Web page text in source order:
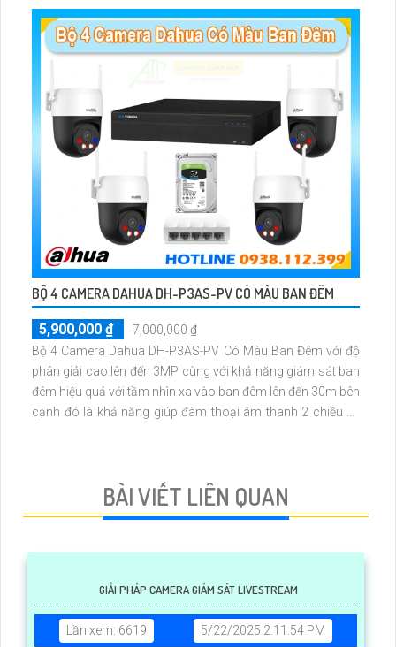
BỘ 4 CAMERA DAHUA DH-P3AS-PV CÓ MÀU BAN ĐÊM
5,900,000 ₫
7,000,000 ₫
Bộ 4 Camera Dahua DH-P3AS-PV Có Màu Ban Đêm với độ
phân giải cao lên đến 3MP cùng với khả năng giám sát ban
đêm hiệu quả với tầm nhìn xa vào ban đêm lên đến 30m bên
cạnh đó là khả năng giúp đàm thoại âm thanh 2 chiều và
BÀI VIẾT LIÊN QUAN
GIẢI PHÁP CAMERA GIÁM SÁT LIVESTREAM
Lần xem: 6619
5/22/2025 2:11:54 PM